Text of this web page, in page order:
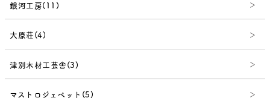
銀河工房(11)
大原荘(4)
津別木材工芸舎(3)
マストロジェペット(5)